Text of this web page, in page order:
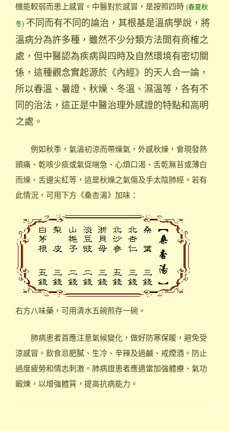
機能較弱而患上感冒。中醫對於感冒，是按照四時 (春夏秋
冬) 不同而有不同的論治，其根基是溫病學說，將
溫病分為許多種，雖然不少分類方法間有商榷之
處，但中醫認為疾病與四時及自然環境有密切關
係，這種觀念實起源於《內經》的天人合一論，
所以春溫、暑證、秋燥、冬溫、濕溫等，各有不
同的治法，這正是中醫治理外感證的特點和高明
之處。
例如秋季，氣溫初涼而帶燥氣，外感秋燥，會現發熱
頭痛、乾咳少痰或氣促喘急、心煩口渴、舌乾無苔或薄白
而燥、舌邊尖紅等，這是秋燥之氣傷及手太陰肺經。若有
此情況，可用下方《桑杏湯》加味：
右方八味藥，可用清水五碗煎存一碗。
肺病患者首應注意氣候變化，做好防寒保暖，避免受
涼感冒。飲食忌肥膩、生冷、辛辣及過鹹、戒煙酒。防止
過度疲勞和情志刺激。肺病證患者應適當加強體療、氣功
鍛煉，以增強體質，提高抗病能力。